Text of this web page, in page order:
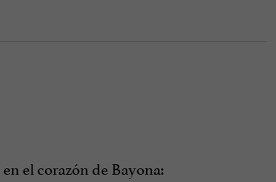
en el corazón de Bayona: